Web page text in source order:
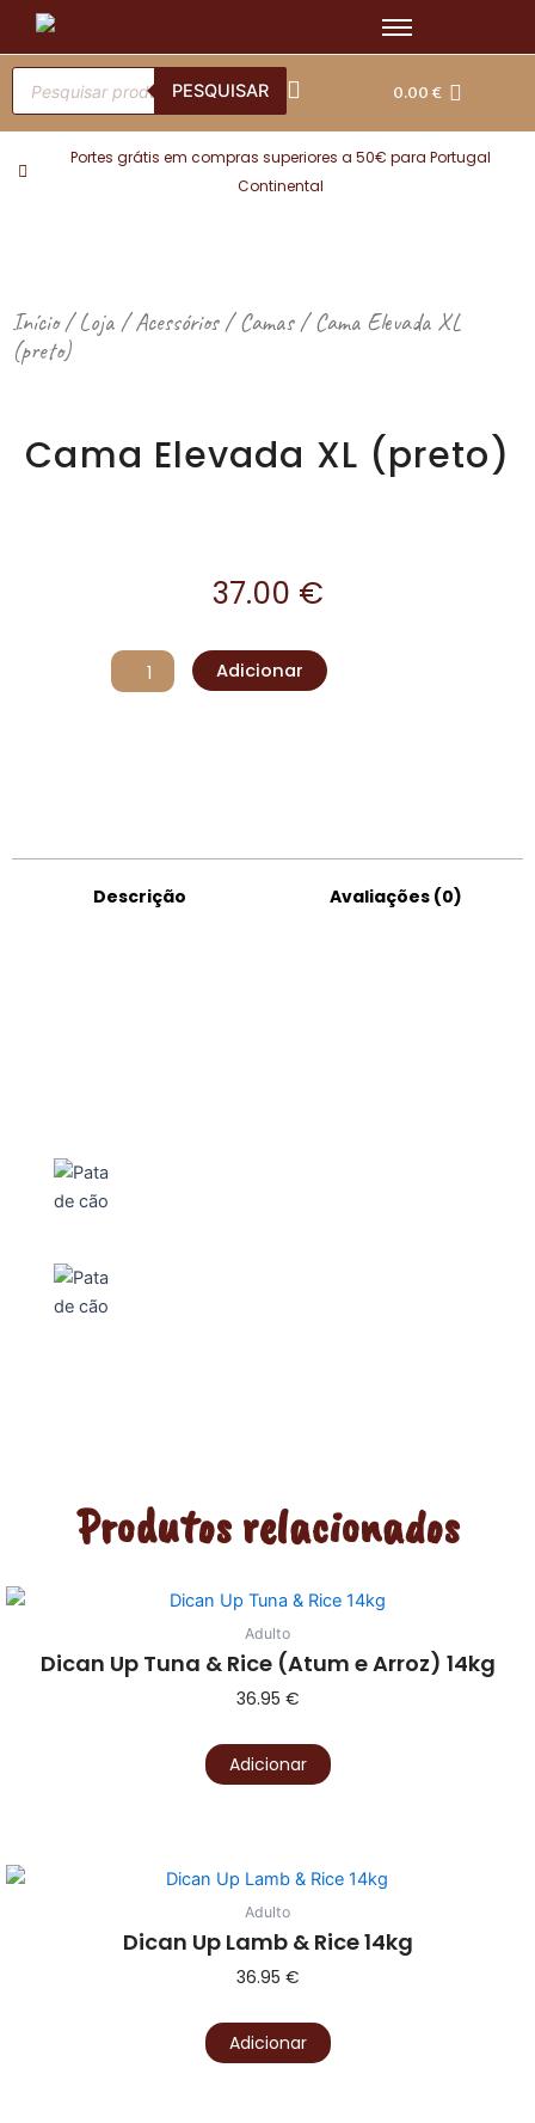
content
Products
search PESQUISAR 0.00€
Portes grátis em compras superiores a 50€ para Portugal
Continental
Início/Loja /Acessórios/Camas/ Cama Elevada XL
(preto)
Cama Elevada XL (preto)
37.00 €
Quantidade
de
Adicionar
Descrição Avaliações (0)
Produtos relacionados
Adulto
Dican Up Tuna & Rice (Atum e Arroz) 14kg
36.95 €
Adicionar
Adulto
Dican Up Lamb & Rice 14kg
36.95 €
Adicionar